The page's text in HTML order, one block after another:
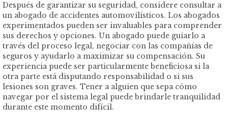
Después de garantizar su seguridad, considere consultar a
un abogado de accidentes automovilísticos. Los abogados
experimentados pueden ser invaluables para comprender
sus derechos y opciones. Un abogado puede guiarlo a
través del proceso legal, negociar con las compañías de
seguros y ayudarlo a maximizar su compensación. Su
experiencia puede ser particularmente beneficiosa si la
otra parte está disputando responsabilidad o si sus
lesiones son graves. Tener a alguien que sepa cómo
navegar por el sistema legal puede brindarle tranquilidad
durante este momento difícil.